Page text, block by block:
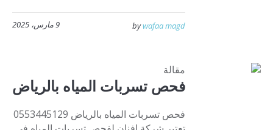
9 مارس، 2025 bywafaa magd
مقالة
فحص تسربات المياه بالرياض
فحص تسربات المياه بالرياض 0553445129